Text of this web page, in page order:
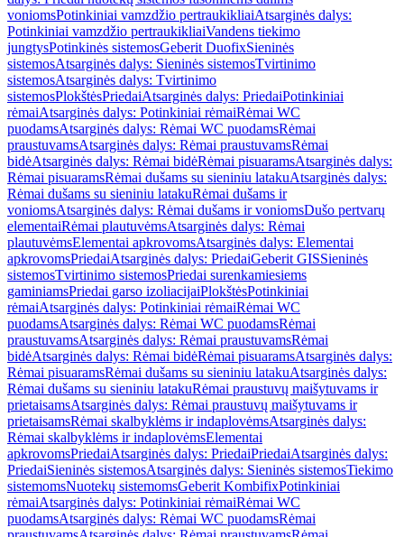
voniomsPotinkiniai vamzdžio pertraukikliaiAtsarginės dalys:
Potinkiniai vamzdžio pertraukikliaiVandens tiekimo
jungtysPotinkinės sistemosGeberit DuofixSieninės
sistemosAtsarginės dalys: Sieninės sistemosTvirtinimo
sistemosAtsarginės dalys: Tvirtinimo
sistemosPlokštėsPriedaiAtsarginės dalys: PriedaiPotinkiniai
rėmaiAtsarginės dalys: Potinkiniai rėmaiRėmai WC
puodamsAtsarginės dalys: Rėmai WC puodamsRėmai
praustuvamsAtsarginės dalys: Rėmai praustuvamsRėmai
bidėAtsarginės dalys: Rėmai bidėRėmai pisuaramsAtsarginės dalys:
Rėmai pisuaramsRėmai dušams su sieniniu latakuAtsarginės dalys:
Rėmai dušams su sieniniu latakuRėmai dušams ir
voniomsAtsarginės dalys: Rėmai dušams ir voniomsDušo pertvarų
elementaiRėmai plautuvėmsAtsarginės dalys: Rėmai
plautuvėmsElementai apkrovomsAtsarginės dalys: Elementai
apkrovomsPriedaiAtsarginės dalys: PriedaiGeberit GISSieninės
sistemosTvirtinimo sistemosPriedai surenkamiesiems
gaminiamsPriedai garso izoliacijaiPlokštėsPotinkiniai
rėmaiAtsarginės dalys: Potinkiniai rėmaiRėmai WC
puodamsAtsarginės dalys: Rėmai WC puodamsRėmai
praustuvamsAtsarginės dalys: Rėmai praustuvamsRėmai
bidėAtsarginės dalys: Rėmai bidėRėmai pisuaramsAtsarginės dalys:
Rėmai pisuaramsRėmai dušams su sieniniu latakuAtsarginės dalys:
Rėmai dušams su sieniniu latakuRėmai praustuvų maišytuvams ir
prietaisamsAtsarginės dalys: Rėmai praustuvų maišytuvams ir
prietaisamsRėmai skalbyklėms ir indaplovėmsAtsarginės dalys:
Rėmai skalbyklėms ir indaplovėmsElementai
apkrovomsPriedaiAtsarginės dalys: PriedaiPriedaiAtsarginės dalys:
PriedaiSieninės sistemosAtsarginės dalys: Sieninės sistemosTiekimo
sistemomsNuotekų sistemomsGeberit KombifixPotinkiniai
rėmaiAtsarginės dalys: Potinkiniai rėmaiRėmai WC
puodamsAtsarginės dalys: Rėmai WC puodamsRėmai